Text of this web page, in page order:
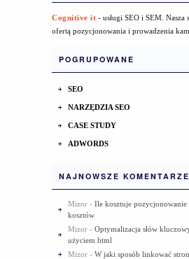
Cognitive it - usługi SEO i SEM. Nasza
ofertą pozycjonowania i prowadzenia
POGRUPOWANE
SEO
NARZĘDZIA SEO
CASE STUDY
ADWORDS
NAJNOWSZE KOMENTARZE
Mizor - Ile kosztuje pozycjonowanie
kosztów
Mizor - Optymalizacja słów
użyciem html
Mizor - W jaki sposób linkować